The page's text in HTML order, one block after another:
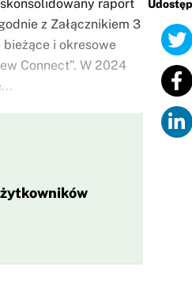
raport
z Załącznikiem 3
i okresowe
Connect”. W 2024